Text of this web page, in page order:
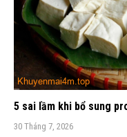
5 sai lầm khi bổ sung
30 Tháng 7, 2026